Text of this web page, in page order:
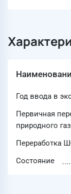
Год ввода в
Первичная
природного
Переработка
Состояние